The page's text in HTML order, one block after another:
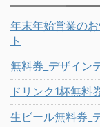
年末年始営業の
ト
無料券_デザイン
ドリンク1杯無料
生ビール無料券_